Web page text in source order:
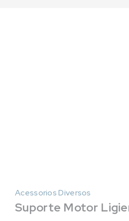
Acessorios Diversos
Suporte Motor